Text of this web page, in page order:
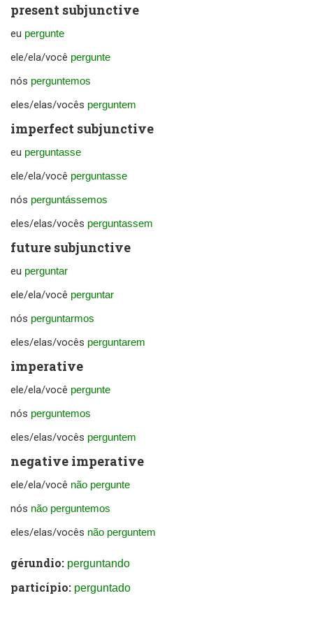
present subjunctive
eu pergunte
ele/ela/você pergunte
nós perguntemos
eles/elas/vocês perguntem
imperfect subjunctive
eu perguntasse
ele/ela/você perguntasse
nós perguntássemos
eles/elas/vocês perguntassem
future subjunctive
eu perguntar
ele/ela/você perguntar
nós perguntarmos
eles/elas/vocês perguntarem
imperative
ele/ela/você pergunte
nós perguntemos
eles/elas/vocês perguntem
negative imperative
ele/ela/você não pergunte
nós não perguntemos
eles/elas/vocês não perguntem
gérundio: perguntando
particípio: perguntado